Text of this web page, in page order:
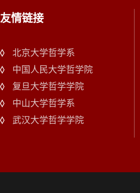
友情链接
北京大学哲学系
中国人民大学哲学院
复旦大学哲学学院
中山大学哲学系
武汉大学哲学学院